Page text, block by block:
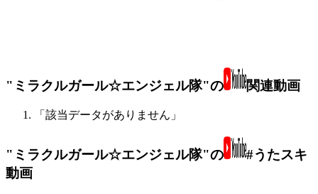
"ミラクルガール☆エンジェル隊"の 関連動画
「該当データがありません」
"ミラクルガール☆エンジェル隊"の
#うたスキ
動画